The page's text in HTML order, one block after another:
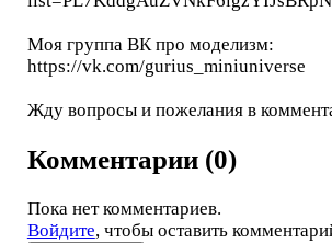
Моя группа ВК про моделизм:
https://vk.com/gurius_miniuniverse
Жду вопросы и пожелания в
Комментарии (0)
Пока нет комментариев.
Войдите, чтобы оставить